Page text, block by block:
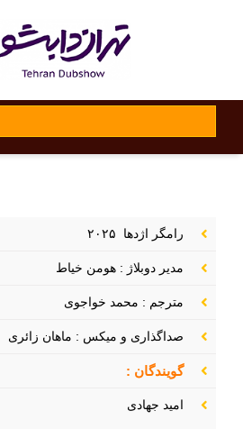
رامگر اژدها ۲۰۲۵
مدیر دوبلاژ : هومن خیاط
مترجم : محمد خواجوی
صداگذاری و میکس : ماهان زائری
گویندگان :
امید جهادی